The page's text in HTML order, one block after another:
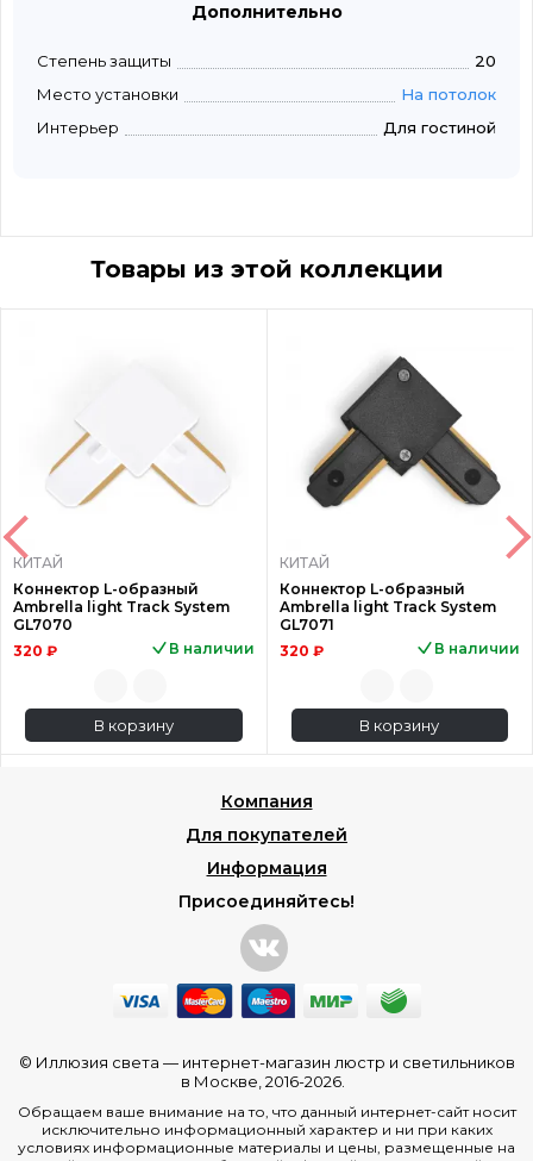
Дополнительно
Степень защиты
20
Место установки
На потолок
Интерьер
Для гостиной
Товары из этой коллекции
КИТАЙ
Коннектор L-образный
Ambrella light Track System
GL7070
320 ₽
В наличии
В корзину
КИТАЙ
Коннектор L-образный
Ambrella light Track System
GL7071
320 ₽
В наличии
В корзину
Компания
Для покупателей
Информация
Присоединяйтесь!
© Иллюзия света — интернет-магазин люстр и светильников
в Москве , 2016-2026.
Обращаем ваше внимание на то, что данный интернет-сайт носит
исключительно информационный характер и ни при каких
условиях информационные материалы и цены, размещенные на